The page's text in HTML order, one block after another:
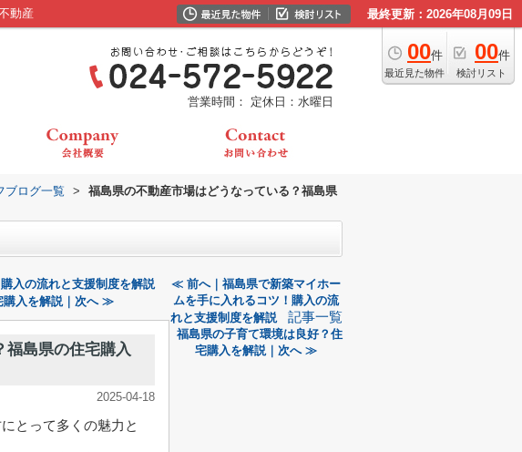
動産 最終更新：2026年08月09日
00件
最近見た物件
00件
検討リスト
営業時間： 定休日：水曜日
ブログ一覧 >
福島県の不動産市場はどうなっている？福島県
入の流れと支援制度を解説
購入を解説｜次へ ≫
福島県の住宅購入
2025-04-18
とって多くの魅力と
≪ 前へ｜福島県で新築マイホー
ムを手に入れるコツ！購入の流
れと支援制度を解説
記事一覧
福島県の子育て環境は良好？住
宅購入を解説｜次へ ≫